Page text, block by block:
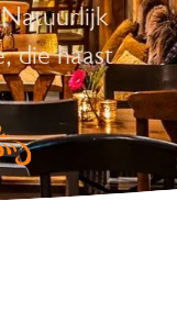
Natuurlijk
die haast